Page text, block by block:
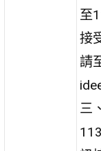
至
接
請
三